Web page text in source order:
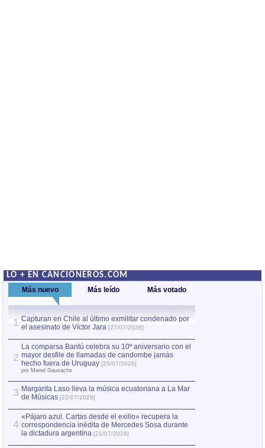
LO + EN CANCIONEROS.COM
Más nuevo Más leído Más votado
1 Capturan en Chile al último exmilitar condenado por
el asesinato de Víctor Jara [27/07/2026]
2
La comparsa Bantú celebra su 10º aniversario con el
mayor desfile de llamadas de candombe jamás
hecho fuera de Uruguay [25/07/2026]
por Manel Gausachs
3 Margarita Laso lleva la música ecuatoriana a La Mar
de Músicas [22/07/2026]
4
«Pájaro azul. Cartas desde el exilio» recupera la
correspondencia inédita de Mercedes Sosa durante
la dictadura argentina [21/07/2026]